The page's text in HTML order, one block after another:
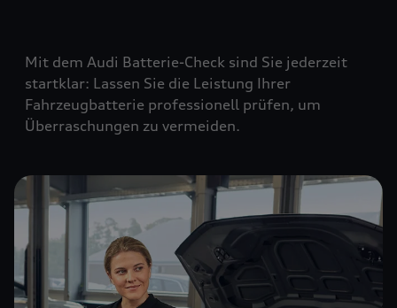
Mit dem Audi Batterie-Check sind Sie jederzeit
startklar: Lassen Sie die Leistung Ihrer
Fahrzeugbatterie professionell prüfen, um
Überraschungen zu vermeiden.